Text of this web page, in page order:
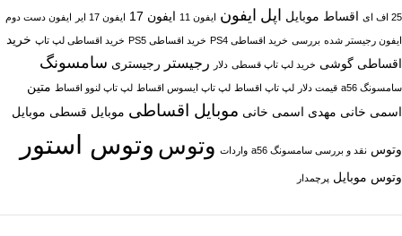
25 اف ای اقساط موبایل اپل ایفون ایفون 11 ایفون 17 ایفون 17 ایر ایفون دست دوم
ایفون رجیستر شده بررسی خرید اقساطی PS4 خرید اقساطی PS5 خرید اقساطی لپ تاپ خرید
اقساطی گوشی خرید لپ تاپ قسطی دلار رجیستر رجیستری سامسونگ
سامسونگ a56 قیمت دلار لپ تاپ اقساط لپ تاپ ایسوس اقساط لپ تاپ لنوو اقساط متین
اسمی خانی مهدی اسمی خانی موبایل اقساطی موبایل قسطی موبایل
وتوس نقد و بررسی سامسونگ a56 واردات وتوس وتوس استور
وتوس موبایل پرچمدار